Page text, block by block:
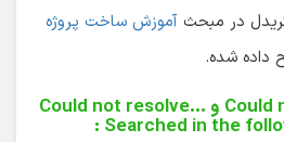
در مبحث آموزش ساخت پروژه
داده شده.
Could وCould not resolve…
Searched in the
: